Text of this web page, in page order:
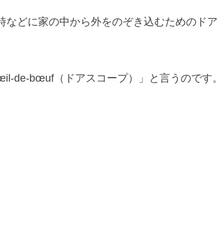
どに家の中から外をのぞき込むためのドア
de-bœuf（ドアスコープ）」と言うのです。